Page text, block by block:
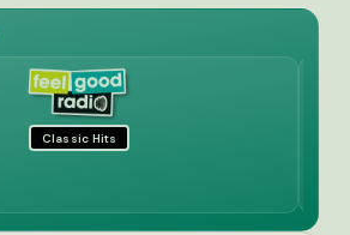
Classic Hits